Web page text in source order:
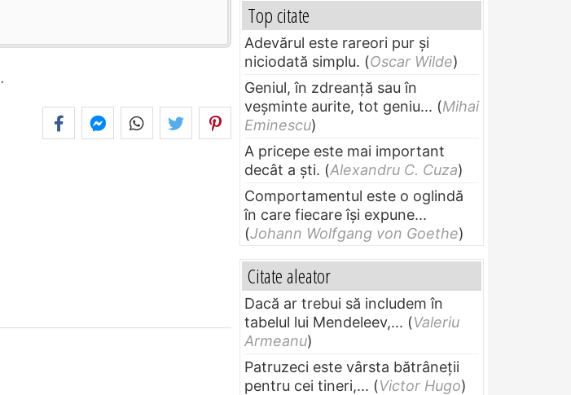
.
Top citate
Adevărul este rareori pur și
niciodată simplu. (Oscar Wilde)
Geniul, în zdreanţă sau în
veşminte aurite, tot geniu... (Mihai
Eminescu)
A pricepe este mai important
decât a ști. (Alexandru C. Cuza)
Comportamentul este o oglindă
în care fiecare își expune...
(Johann Wolfgang von Goethe)
Citate aleator
Dacă ar trebui să includem în
tabelul lui Mendeleev,... (Valeriu
Armeanu)
Patruzeci este vârsta bătrâneții
pentru cei tineri,... (Victor Hugo)